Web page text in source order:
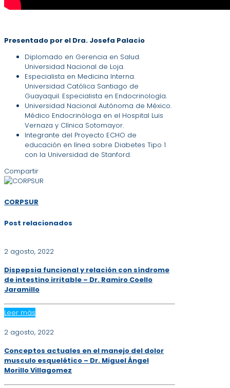
Presentado por el Dra. Josefa Palacio
Diplomado en Gerencia en Salud.
Universidad Nacional de Loja.
Especialista en Medicina Interna.
Universidad Católica Santiago de
Guayaquil. Especialista en Endocrinología.
Universidad Nacional Autónoma de México.
Médico Endocrinóloga en el Hospital Luis
Vernaza y Clínica Sotomayor.
Integrante del Proyecto ECHO de
educación en línea sobre Diabetes Tipo 1
con la Universidad de Stanford.
Compartir
CORPSUR
Post relacionados
2 agosto, 2022
Dispepsia funcional y relación con síndrome
de intestino irritable – Dr. Ramiro Coello
Jaramillo
Leer más
2 agosto, 2022
Conceptos actuales en el manejo del dolor
musculo esquelético – Dr. Miguel Ángel
Morillo Villagomez